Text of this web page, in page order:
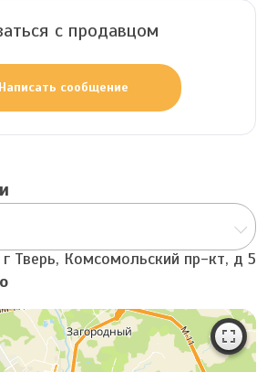
с продавцом
Написать сообщение
г Тверь, Комсомольский пр-кт, д 5